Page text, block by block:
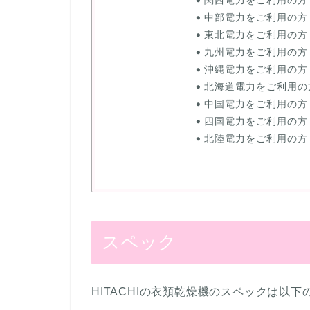
中部電力をご利用の方
東北電力をご利用の方
九州電力をご利用の方
沖縄電力をご利用の方
北海道電力をご利用の
中国電力をご利用の方
四国電力をご利用の方
北陸電力をご利用の方
スペック
HITACHIの衣類乾燥機のスペックは以下